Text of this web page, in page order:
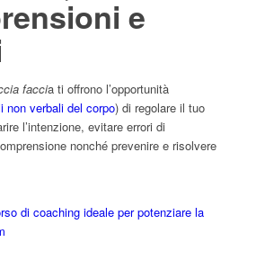
e
faccia ti offrono l’opportunità
non verbali del corpo) di regolare il tuo
l’intenzione, evitare errori di
nonché prevenire e risolvere
di coaching ideale per potenziare la